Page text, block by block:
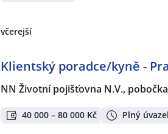
včerejší
Klientský poradce/kyně -
NN Životní pojišťovna N.V.,
40 000 – 80 000 Kč Plný